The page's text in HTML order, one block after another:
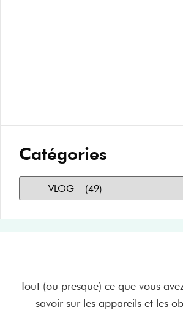
Catégories
Tout (ou presque) ce que vous
savoir sur les appareils et les